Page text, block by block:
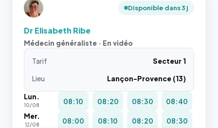
Disponible dans 3 j
Dr Elisabeth Ribe
Médecin généraliste · En vidéo
Tarif
Secteur 1
Lieu
Lançon-Provence (13)
Lun.
10/08 08:10 08:20 08:30
08:40
Mer.
12/08 08:00 08:10 08:20 08:30